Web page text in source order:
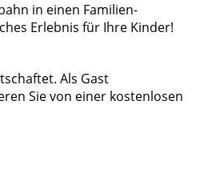
in einen Familien-
Erlebnis für Ihre Kinder!
Als Gast
Sie von einer kostenlosen